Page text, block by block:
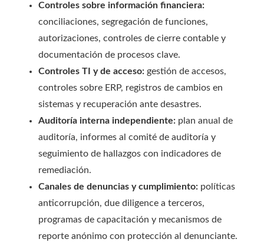
Controles sobre información financiera:
conciliaciones, segregación de funciones,
autorizaciones, controles de cierre contable y
documentación de procesos clave.
Controles TI y de acceso: gestión de accesos,
controles sobre ERP, registros de cambios en
sistemas y recuperación ante desastres.
Auditoría interna independiente: plan anual de
auditoría, informes al comité de auditoría y
seguimiento de hallazgos con indicadores de
remediación.
Canales de denuncias y cumplimiento: políticas
anticorrupción, due diligence a terceros,
programas de capacitación y mecanismos de
reporte anónimo con protección al denunciante.